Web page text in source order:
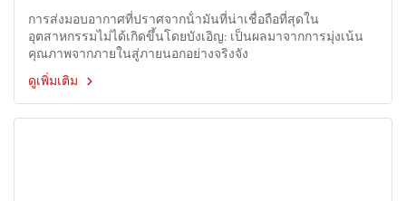
การส่งมอบอากาศที่ปราศจากน้ํามันที่น่าเชื่อถือที่สุดใน
อุตสาหกรรมไม่ได้เกิดขึ้นโดยบังเอิญ: เป็นผลมาจากการมุ่งเน้น
คุณภาพจากภายในสู่ภายนอกอย่างจริงจัง
ดูเพิ่มเติม